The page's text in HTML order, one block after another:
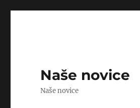
Naše novice
Naše novice